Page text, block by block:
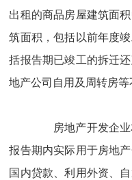
出租的商品房屋建筑面
筑面积，包括以前年度
括报告期已竣工的拆迁
地产公司自用及周转房等
房地产开发企业
报告期内实际用于房地
国内贷款、利用外资、